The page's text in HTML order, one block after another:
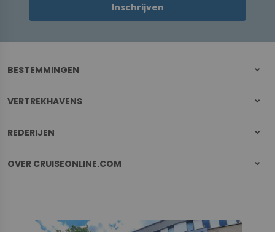
Inschrijven
BESTEMMINGEN
VERTREKHAVENS
REDERIJEN
OVER CRUISEONLINE.COM